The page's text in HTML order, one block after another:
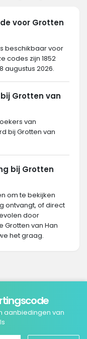
voor Grotten
beschikbaar voor
codes zijn 1852
augustus 2026.
Grotten van
van
bij Grotten van
bij Grotten
om te bekijken
ontvangt, of direct
door
Grotten van Han
het graag.
aanbiedingen van